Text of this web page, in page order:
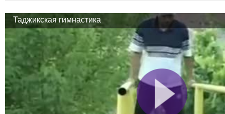
Таджикская гимнастика